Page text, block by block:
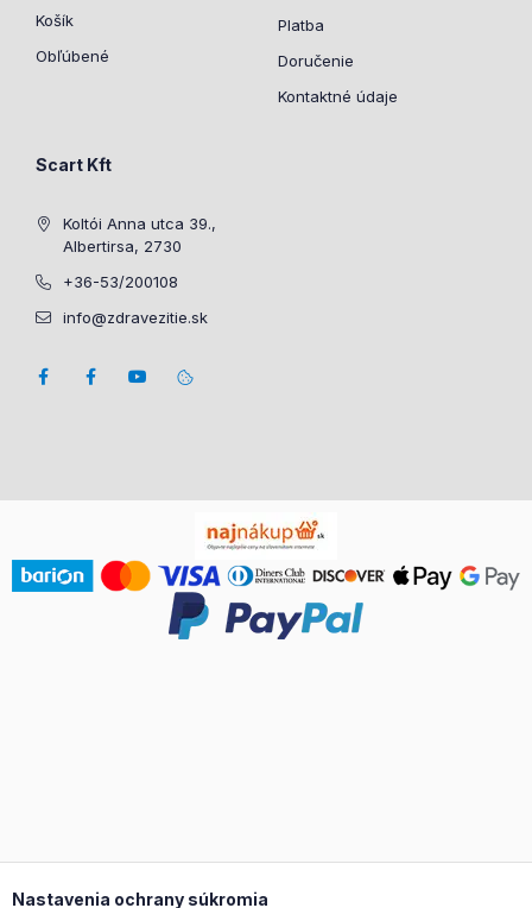
Košík
Obľúbené
Platba
Doručenie
Kontaktné údaje
Scart Kft
Koltói Anna utca 39.,
Albertirsa, 2730
+36-53/200108
info@zdravezitie.sk
Nastavenia ochrany súkromia